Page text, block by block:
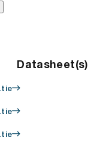
Datasheet(s)